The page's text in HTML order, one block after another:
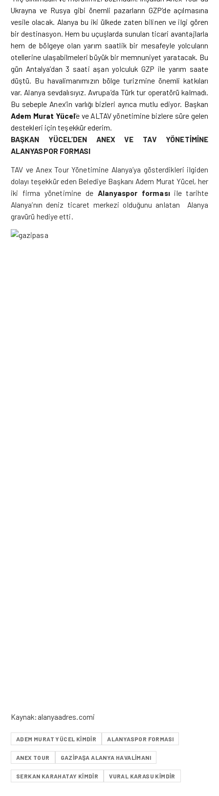
Ukrayna ve Rusya gibi önemli pazarların GZP’de açılmasına
vesile olacak. Alanya bu iki ülkede zaten bilinen ve ilgi gören
bir destinasyon. Hem bu uçuşlarda sunulan ticari avantajlarla
hem de bölgeye olan yarım saatlik bir mesafeyle yolcuların
otellerine ulaşabilmeleri büyük bir memnuniyet yaratacak. Bu
gün Antalya’dan 3 saati aşan yolculuk GZP ile yarım saate
düştü. Bu havalimanımızın bölge turizmine önemli katkıları
var. Alanya sevdalısıyız. Avrupa’da Türk tur operatörü kalmadı.
Bu sebeple Anex’in varlığı bizleri ayrıca mutlu ediyor. Başkan
Adem Murat Yücel’e ve ALTAV yönetimine bizlere süre gelen
destekleri için teşekkür ederim.
BAŞKAN YÜCEL’DEN ANEX VE TAV YÖNETİMİNE
ALANYASPOR FORMASI
TAV ve Anex Tour Yönetimine Alanya’ya gösterdikleri ilgiden
dolayı teşekkür eden Belediye Başkanı Adem Murat Yücel, her
iki firma yönetimine de Alanyaspor formasıile tarihte
Alanya’nın deniz ticaret merkezi olduğunu anlatan Alanya
gravürü hediye etti.
Kaynak:alanyaadres.comi
ADEM MURAT YÜCEL KIMDIR ALANYASPOR FORMASI
ANEX TOUR GAZIPAŞA ALANYA HAVALIMANI
SERKAN KARAHATAY KIMDIR VURAL KARASU KIMDIR